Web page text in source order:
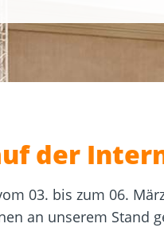
Beton- und
der
03. bis zum 06.
an unserem Stand